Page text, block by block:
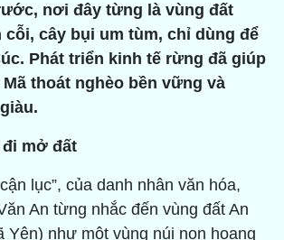
nơi đây từng là vùng đất
cỗi, cây bụi um tùm, chỉ dùng để
Phát triển kinh tế rừng đã giúp
thoát nghèo bền vững và
mở đất
lục”, của danh nhân văn hóa,
An từng nhắc đến vùng đất An
Yên) như một vùng núi non hoang